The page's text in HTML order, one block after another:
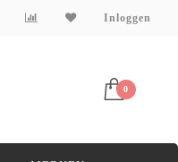
Inloggen
0